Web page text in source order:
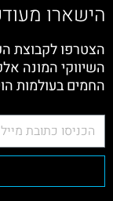
הישארו
הצטרפו לקבוצת
השיווקי המונה
החמים בעולמות